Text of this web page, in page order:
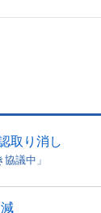
取り消し
議中」